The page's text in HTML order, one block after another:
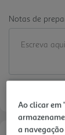
colocar a
Notas de
Ao clicar em
a